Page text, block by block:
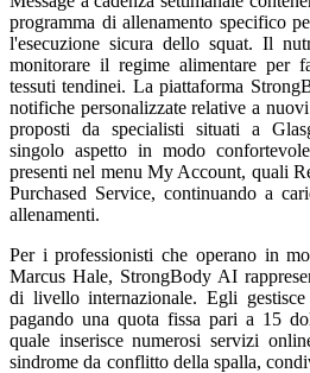
programma di allenamento specifico
l'esecuzione sicura dello squat. Il
monitorare il regime alimentare per
tessuti tendinei. La piattaforma
notifiche personalizzate relative a
proposti da specialisti situati a
singolo aspetto in modo
presenti nel menu My Account, quali
Purchased Service, continuando a
allenamenti.
Per i professionisti che operano in
Marcus Hale, StrongBody AI
di livello internazionale. Egli
pagando una quota fissa pari a 15
quale inserisce numerosi servizi
sindrome da conflitto della spalla,